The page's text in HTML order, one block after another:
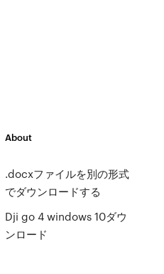
About
.docxファイルを別の形式
でダウンロードする
Dji go 4 windows 10ダウ
ンロード